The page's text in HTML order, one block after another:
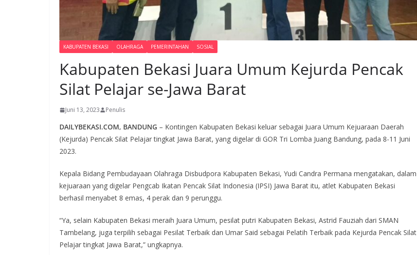
KABUPATEN BEKASI OLAHRAGA PEMERINTAHAN SOSIAL
Kabupaten Bekasi Juara Umum Kejurda Pencak
Silat Pelajar se-Jawa Barat
Juni 13, 2023 Penulis
DAILYBEKASI.COM, BANDUNG – Kontingen Kabupaten Bekasi keluar sebagai Juara Umum Kejuaraan Daerah
(Kejurda) Pencak Silat Pelajar tingkat Jawa Barat, yang digelar di GOR Tri Lomba Juang Bandung, pada 8-11 Juni
2023.
Kepala Bidang Pembudayaan Olahraga Disbudpora Kabupaten Bekasi, Yudi Candra Permana mengatakan, dalam
kejuaraan yang digelar Pengcab Ikatan Pencak Silat Indonesia (IPSI) Jawa Barat itu, atlet Kabupaten Bekasi
berhasil menyabet 8 emas, 4 perak dan 9 perunggu.
“Ya, selain Kabupaten Bekasi meraih Juara Umum, pesilat putri Kabupaten Bekasi, Astrid Fauziah dari SMAN
Tambelang, juga terpilih sebagai Pesilat Terbaik dan Umar Said sebagai Pelatih Terbaik pada Kejurda Pencak Silat
Pelajar tingkat Jawa Barat,” ungkapnya.